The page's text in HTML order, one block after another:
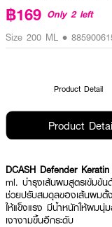
฿169 Only 2 left
Size 200 ML •
Product Detail
Product
DCASH Defender
ml. บำรุงเส้นผมสูตรเข้มข้น
ช่วยปรับสมดุลของเส้นผมตั้
ให้แข็งแรง มีน้ำหนักให้ผมนุ่
เงางามขึ้นอีกระดับ